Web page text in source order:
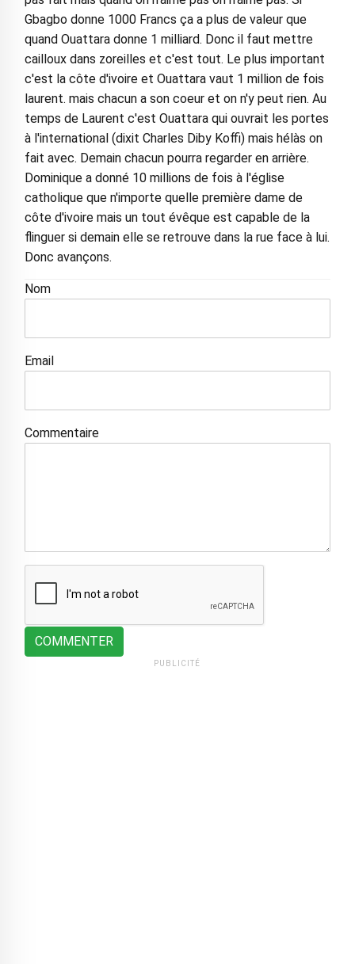
Gbagbo donne 1000 Francs ça a plus de valeur que
quand Ouattara donne 1 milliard. Donc il faut mettre
cailloux dans zoreilles et c'est tout. Le plus important
c'est la côte d'ivoire et Ouattara vaut 1 million de fois
laurent. mais chacun a son coeur et on n'y peut rien. Au
temps de Laurent c'est Ouattara qui ouvrait les portes
à l'international (dixit Charles Diby Koffi) mais hélàs on
fait avec. Demain chacun pourra regarder en arrière.
Dominique a donné 10 millions de fois à l'église
catholique que n'importe quelle première dame de
côte d'ivoire mais un tout évêque est capable de la
flinguer si demain elle se retrouve dans la rue face à lui.
Donc avançons.
Nom
Email
Commentaire
COMMENTER
PUBLICITÉ